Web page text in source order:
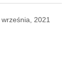
2021